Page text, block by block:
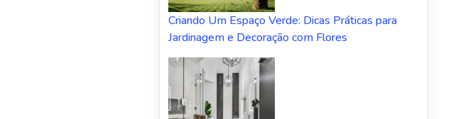
Criando Um Espaço Verde: Dicas Práticas para
Jardinagem e Decoração com Flores